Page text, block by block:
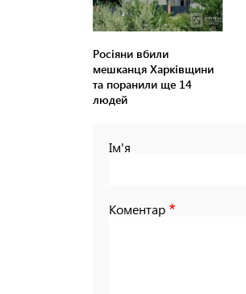
Росіяни вбили
мешканця Харківщини
та поранили ще 14
людей
Ім'я
Коментар